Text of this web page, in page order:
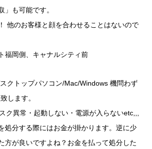
」も可能です。
他のお客様と顔を合わせることはないので
福岡側、キャナルシティ前
クトップパソコン/Mac/Windows 機問わず
します。
ク異常・起動しない・電源が入らないetc,,,
処分する際にはお金が掛かります。逆に少
方が良いですよね？お金を払って処分した